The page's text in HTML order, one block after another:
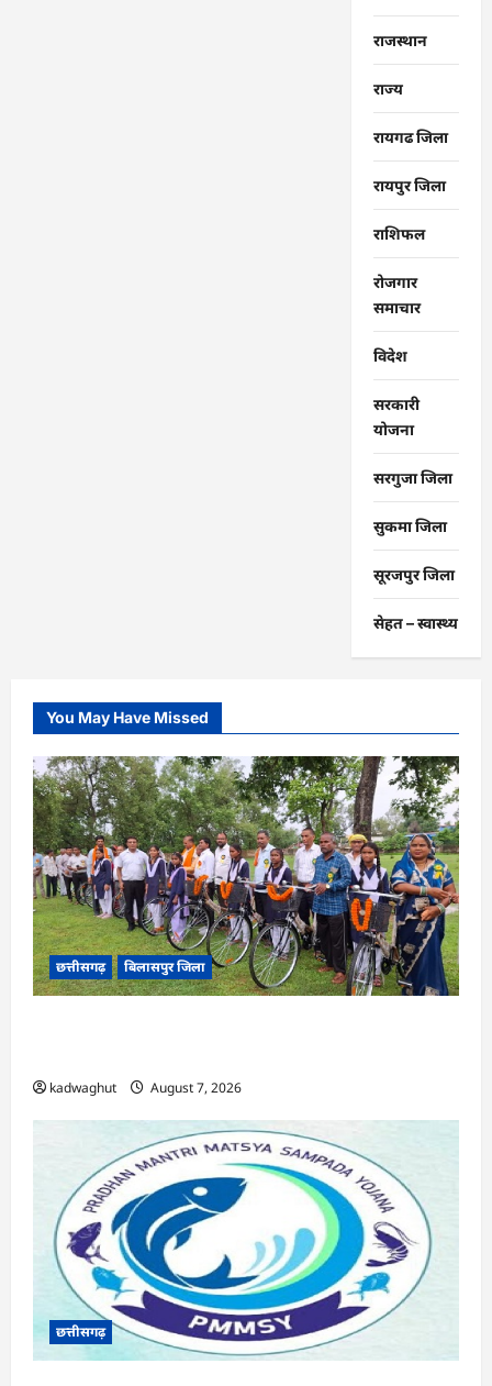
राजस्थान
राज्‍य
रायगढ जिला
रायपुर जिला
राशिफल
रोजगार
समाचार
विदेश
सरकारी
योजना
सरगुजा जिला
सुकमा जिला
सूरजपुर जिला
सेहत – स्‍वास्‍थ्‍य
You May Have Missed
छत्तीसगढ़ बिलासपुर जिला
kadwaghut August 7, 2026
छत्तीसगढ़